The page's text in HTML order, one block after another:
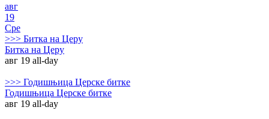
авг
19
Сре
>>> Битка на Церу
Битка на Церу
авг 19 all-day
>>> Годишњица Церске битке
Годишњица Церске битке
авг 19 all-day